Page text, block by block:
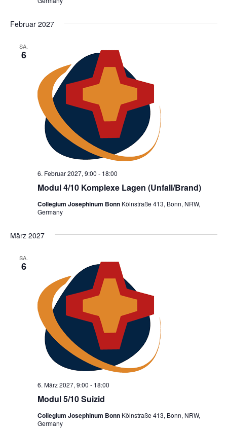
Februar 2027
SA.
6
Modul 4/10 Komplexe Lagen (Unfall/Brand)
6. Februar 2027, 9:00 - 18:00
Collegium Josephinum Bonn Kölnstraße 413, Bonn, NRW,
Germany
März 2027
SA.
6
Modul 5/10 Suizid
6. März 2027, 9:00 - 18:00
Collegium Josephinum Bonn Kölnstraße 413, Bonn, NRW,
Germany